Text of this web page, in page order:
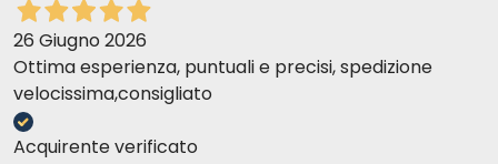
26 Giugno 2026
Ottima esperienza, puntuali e precisi, spedizione
velocissima,consigliato
Acquirente verificato